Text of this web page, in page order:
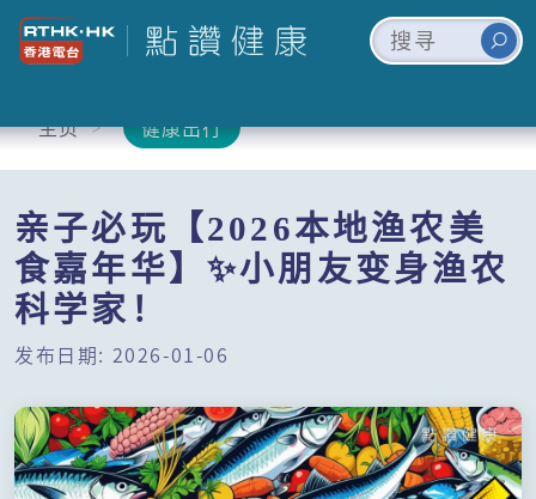
主页 健康出行
亲子必玩【2026本地渔农美
食嘉年华】✨小朋友变身渔农
科学家！
发布日期: 2026-01-06